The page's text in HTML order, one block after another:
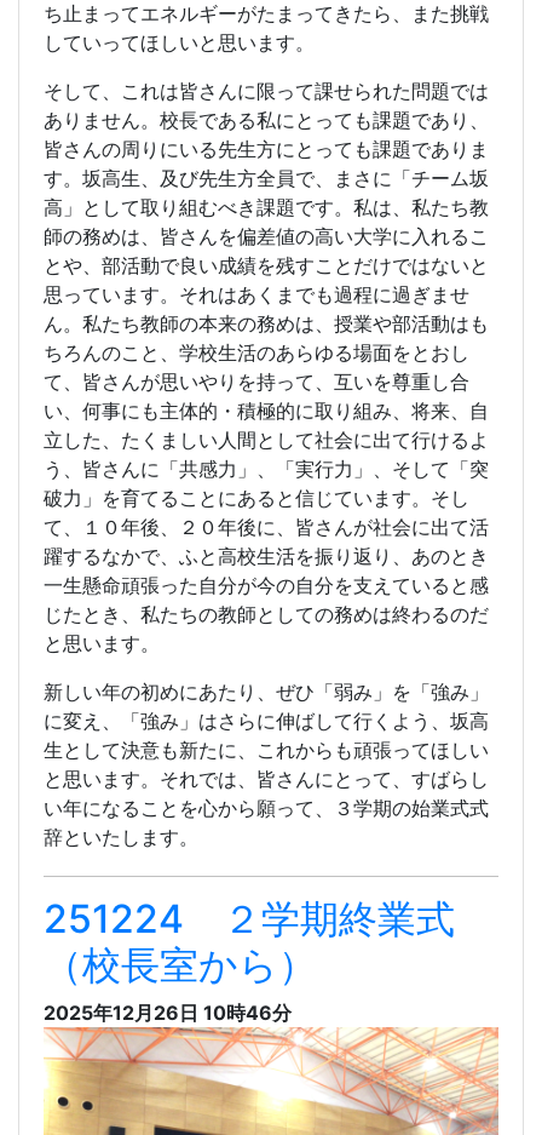
ち止まってエネルギーがたまってきたら、また挑戦
していってほしいと思います。
そして、これは皆さんに限って課せられた問題では
ありません。校長である私にとっても課題であり、
皆さんの周りにいる先生方にとっても課題でありま
す。坂高生、及び先生方全員で、まさに「チーム坂
高」として取り組むべき課題です。私は、私たち教
師の務めは、皆さんを偏差値の高い大学に入れるこ
とや、部活動で良い成績を残すことだけではないと
思っています。それはあくまでも過程に過ぎませ
ん。私たち教師の本来の務めは、授業や部活動はも
ちろんのこと、学校生活のあらゆる場面をとおし
て、皆さんが思いやりを持って、互いを尊重し合
い、何事にも主体的・積極的に取り組み、将来、自
立した、たくましい人間として社会に出て行けるよ
う、皆さんに「共感力」、「実行力」、そして「突
破力」を育てることにあると信じています。そし
て、１０年後、２０年後に、皆さんが社会に出て活
躍するなかで、ふと高校生活を振り返り、あのとき
一生懸命頑張った自分が今の自分を支えていると感
じたとき、私たちの教師としての務めは終わるのだ
と思います。
新しい年の初めにあたり、ぜひ「弱み」を「強み」
に変え、「強み」はさらに伸ばして行くよう、坂高
生として決意も新たに、これからも頑張ってほしい
と思います。それでは、皆さんにとって、すばらし
い年になることを心から願って、３学期の始業式式
辞といたします。
251224 ２学期終業式
（校長室から）
2025年12月26日 10時46分